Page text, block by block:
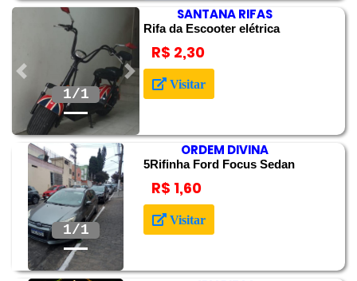
Anterior Próximo
SANTANA RIFAS
Rifa da Escooter elétrica
R$ 2,30
Visitar
Anterior Próximo
ORDEM DIVINA
5Rifinha Ford Focus Sedan
R$ 1,60
Visitar